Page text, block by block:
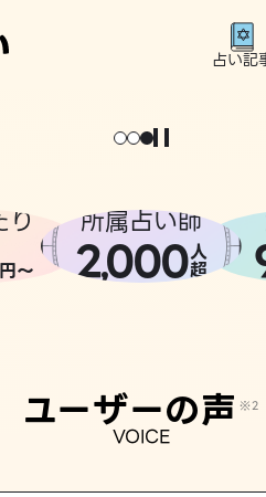
占い記
り
円〜
所属占い師
2,000人
超
ユーザーの声 ※2
VOICE